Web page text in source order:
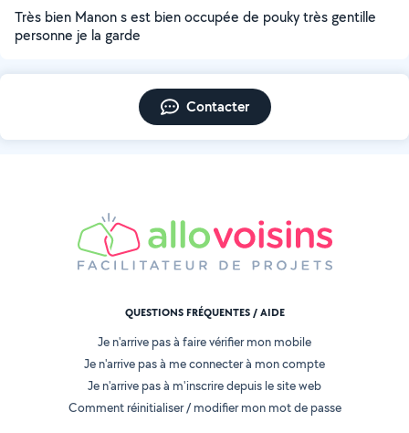
Très bien Manon s est bien occupée de pouky très gentille
personne je la garde
Contacter
QUESTIONS FRÉQUENTES / AIDE
Je n'arrive pas à faire vérifier mon mobile
Je n'arrive pas à me connecter à mon compte
Je n'arrive pas à m'inscrire depuis le site web
Comment réinitialiser / modifier mon mot de passe